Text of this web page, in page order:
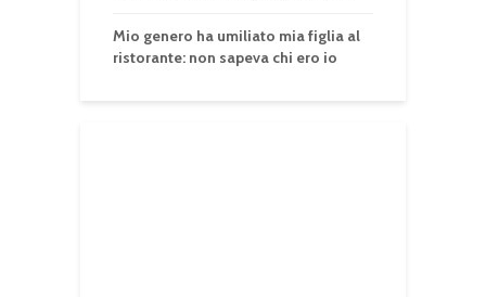
Mio genero ha umiliato mia figlia al
ristorante: non sapeva chi ero io